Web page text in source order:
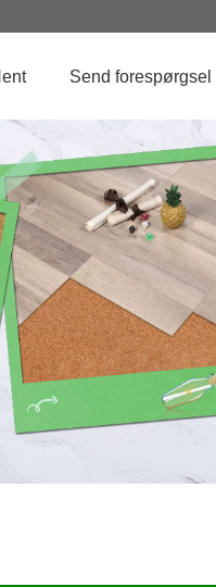
Send forespørgsel